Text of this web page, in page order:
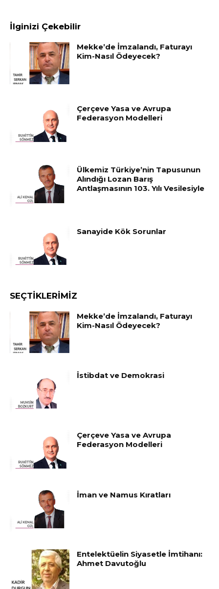
İlginizi Çekebilir
Mekke’de İmzalandı, Faturayı
Kim-Nasıl Ödeyecek?
Çerçeve Yasa ve Avrupa
Federasyon Modelleri
Ülkemiz Türkiye’nin Tapusunun
Alındığı Lozan Barış
Antlaşmasının 103. Yılı Vesilesiyle
Sanayide Kök Sorunlar
SEÇTIKLERIMIZ
Mekke’de İmzalandı, Faturayı
Kim-Nasıl Ödeyecek?
İstibdat ve Demokrasi
Çerçeve Yasa ve Avrupa
Federasyon Modelleri
İman ve Namus Kıratları
Entelektüelin Siyasetle İmtihanı:
Ahmet Davutoğlu